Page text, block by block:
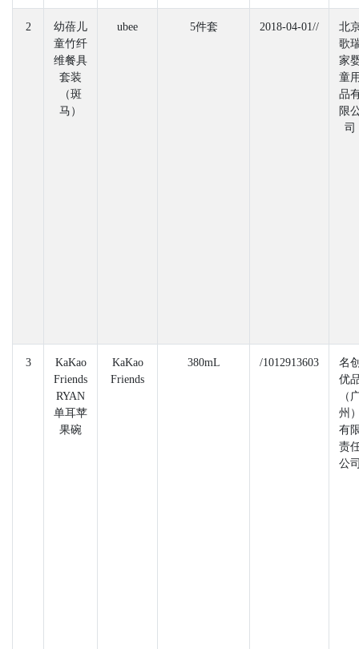
2
幼蓓儿
童竹纤
维餐具
套装
（斑
马）
ubee 5件套 2018-04-01//
北
歌
家
童
品
限
司
3
KaKao
Friends
RYAN
单耳苹
果碗
KaKao
Friends
380mL /1012913603
名
优
（
州
有
责
公